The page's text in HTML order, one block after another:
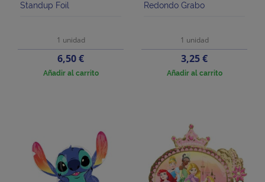
Standup Foil
1 unidad
Precio
6,50 €
Añadir al carrito
Redondo Grabo
1 unidad
Precio
3,25 €
Añadir al carrito